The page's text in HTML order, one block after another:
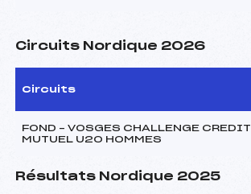
Circuits Nordique 2026
Circuits
FOND – VOSGES CHALLENGE CREDIT
MUTUEL U20 HOMMES
Résultats Nordique 2025